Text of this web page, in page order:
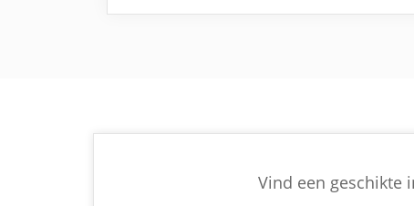
Vind een geschikte